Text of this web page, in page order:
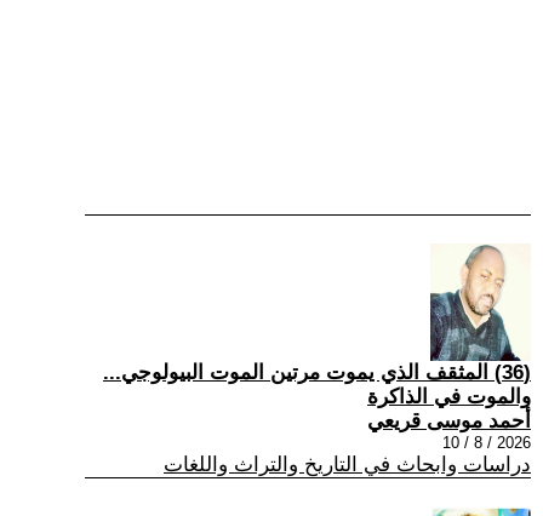
(36) المثقف الذي يموت مرتين الموت البيولوجي...
والموت في الذاكرة
أحمد موسى قريعي
2026 / 8 / 10
دراسات وابحاث في التاريخ والتراث واللغات